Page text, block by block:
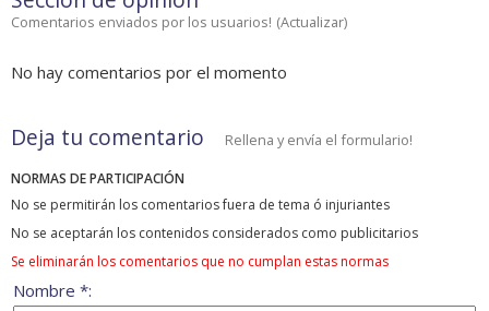
Comentarios enviados por los usuarios! (Actualizar)
No hay comentarios por el momento
Deja tu comentario Rellena y envía el formulario!
NORMAS DE PARTICIPACIÓN
No se permitirán los comentarios fuera de tema ó injuriantes
No se aceptarán los contenidos considerados como publicitarios
Se eliminarán los comentarios que no cumplan estas normas
Nombre *: